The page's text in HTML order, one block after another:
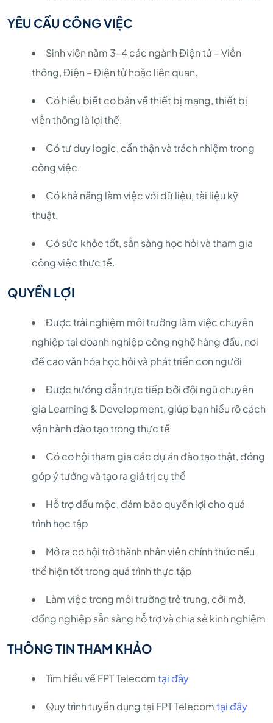
YÊU CẦU CÔNG VIỆC
Sinh viên năm 3–4 các ngành Điện tử – Viễn
thông, Điện – Điện tử hoặc liên quan.
Có hiểu biết cơ bản về thiết bị mạng, thiết bị
viễn thông là lợi thế.
Có tư duy logic, cẩn thận và trách nhiệm trong
công việc.
Có khả năng làm việc với dữ liệu, tài liệu kỹ
thuật.
Có sức khỏe tốt, sẵn sàng học hỏi và tham gia
công việc thực tế.
QUYỀN LỢI
Được trải nghiệm môi trường làm việc chuyên
nghiệp tại doanh nghiệp công nghệ hàng đầu, nơi
đề cao văn hóa học hỏi và phát triển con người
Được hướng dẫn trực tiếp bởi đội ngũ chuyên
gia Learning & Development, giúp bạn hiểu rõ cách
vận hành đào tạo trong thực tế
Có cơ hội tham gia các dự án đào tạo thật, đóng
góp ý tưởng và tạo ra giá trị cụ thể
Hỗ trợ dấu mộc, đảm bảo quyền lợi cho quá
trình học tập
Mở ra cơ hội trở thành nhân viên chính thức nếu
thể hiện tốt trong quá trình thực tập
Làm việc trong môi trường trẻ trung, cởi mở,
đồng nghiệp sẵn sàng hỗ trợ và chia sẻ kinh nghiệm
THÔNG TIN THAM KHẢO
Tìm hiểu về FPT Telecomtại đây
Quy trình tuyển dụng tại FPT Telecomtại đây